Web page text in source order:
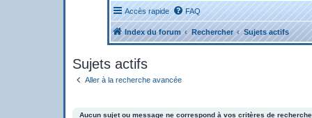
Accès rapide FAQ
Index du forum Rechercher Sujets actifs
Sujets actifs
Aller à la recherche avancée
Aucun sujet ou message ne correspond à vos critères de